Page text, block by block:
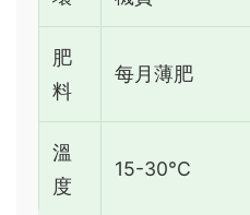
肥
料
每月薄肥
溫
度
15-30°C